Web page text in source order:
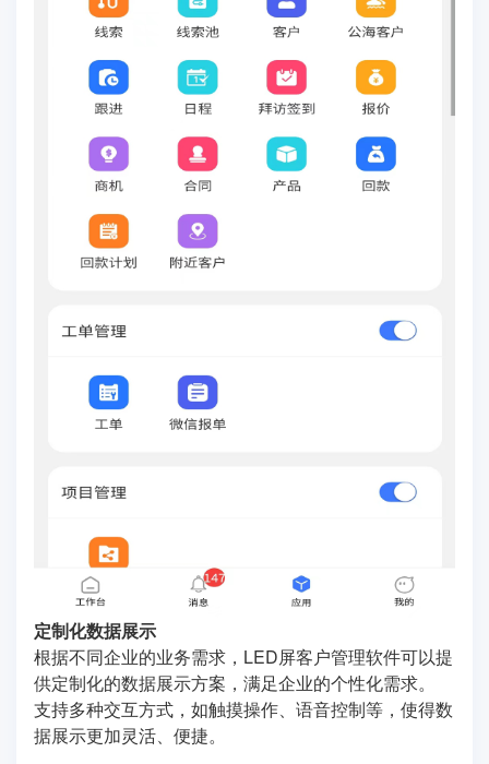
定制化数据展示
根据不同企业的业务需求，LED屏客户管理软件可以提
供定制化的数据展示方案，满足企业的个性化需求。
支持多种交互方式，如触摸操作、语音控制等，使得数
据展示更加灵活、便捷。